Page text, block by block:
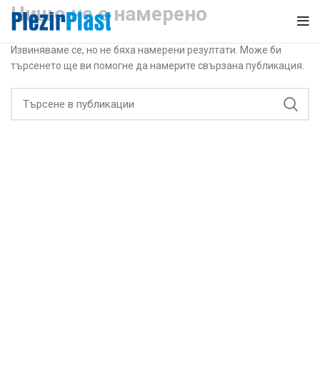
Нищо не е намерено
Извиняваме се, но не бяха намерени резултати. Може би
търсенето ще ви помогне да намерите свързана публикация.